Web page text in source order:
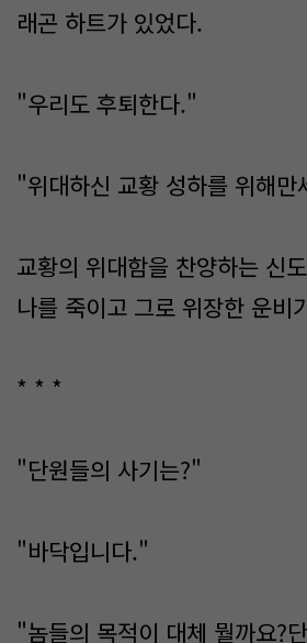
래곤 하트가 있었다.
"우리도 후퇴한다."
"위대하신 교황 성하를 위해만
교황의 위대함을 찬양하는 신
나를 죽이고 그로 위장한 운비
* * *
"단원들의 사기는?"
"바닥입니다."
"놈들의 목적이 대체 뭘까요?